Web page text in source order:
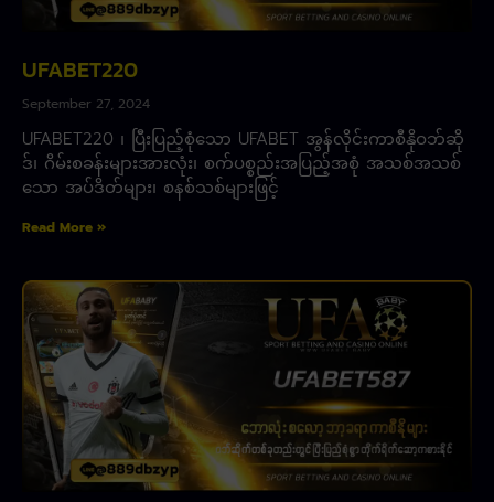
UFABET220
September 27, 2024
UFABET220 ၊ ပြီးပြည့်စုံသော UFABET အွန်လိုင်းကာစီနိုဝဘ်ဆို
ဒ်၊ ဂိမ်းစခန်းများအားလုံး၊ စက်ပစ္စည်းအပြည့်အစုံ အသစ်အသစ်
သော အပ်ဒိတ်များ၊ စနစ်သစ်များဖြင့်
Read More »